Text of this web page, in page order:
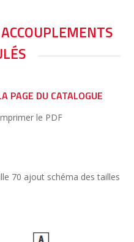
PAGE DU CATALOGUE
le PDF
70 ajout schéma des tailles